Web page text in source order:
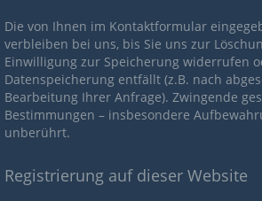
Die von Ihnen im Kontaktformular
verbleiben bei uns, bis Sie uns zur
Einwilligung zur Speicherung widerrufen
Datenspeicherung entfällt (z.B. nach
Bearbeitung Ihrer Anfrage). Zwingende
Bestimmungen – insbesondere
unberührt.
Registrierung auf dieser Website